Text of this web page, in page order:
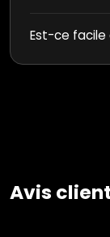
Est-ce facile
Avis